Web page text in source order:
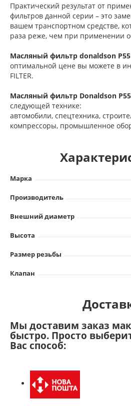
Практический результат от
фильтров данной серии – это
вашем транспортном средстве,
раза реже, чем при применении
Масляный фильтр donaldson
оптимальной цене вы можете в
FILTER.
Масляный фильтр Donaldson
следующей технике:
автомобили, cпецтехника,
компрессоры, промышленное
Марка
Производитель
Внешний диаметр
Высота
Размер резьбы
Клапан
Мы доставим заказ
быстро. Просто
Вас способ: